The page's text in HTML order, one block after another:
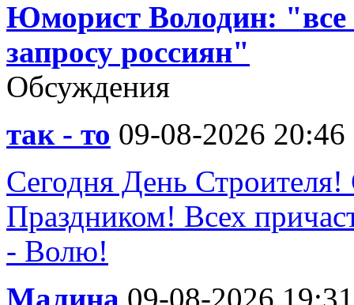
Юморист Володин: "все
запросу россиян"
Обсуждения
так - то 09-08-2026 20:46
Сегодня День
Праздником! Всех
- Волю!